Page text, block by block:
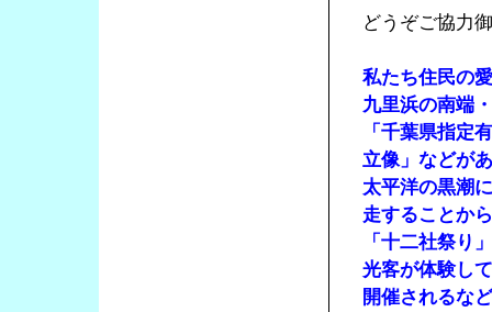
どうぞご協力
私たち住民の
九里浜の南端
「千葉県指定
立像」などが
太平洋の黒潮
走することか
「十二社祭り
光客が体験し
開催されるな